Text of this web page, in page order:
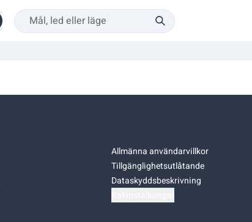
Allmänna användarvillkor
Tillgänglighetsutlåtande
Dataskyddsbeskrivning